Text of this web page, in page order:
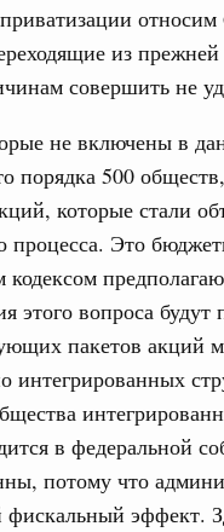
из
совершить не
не включены в
порядка 500
которые стали
процесса. Это
этого вопроса
пакетов акций
интегрированных
в федеральной
потому что
эффект.